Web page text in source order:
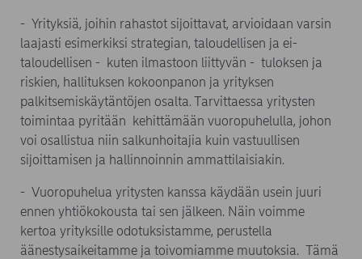
- Yrityksiä, joihin rahastot sijoittavat, arvioidaan varsin
laajasti esimerkiksi strategian, taloudellisen ja ei-
taloudellisen - kuten ilmastoon liittyvän - tuloksen ja
riskien, hallituksen kokoonpanon ja yrityksen
palkitsemiskäytäntöjen osalta. Tarvittaessa yritysten
toimintaa pyritään kehittämään vuoropuhelulla, johon
voi osallistua niin salkunhoitajia kuin vastuullisen
sijoittamisen ja hallinnoinnin ammattilaisiakin.
- Vuoropuhelua yritysten kanssa käydään usein juuri
ennen yhtiökokousta tai sen jälkeen. Näin voimme
kertoa yrityksille odotuksistamme, perustella
äänestysaikeitamme ja toivomiamme muutoksia. Tämä